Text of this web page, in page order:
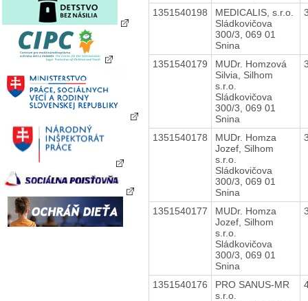
1351540198
MEDICALIS, s.r.o.
Sládkovičova
300/3, 069 01
Snina
1351540179
MUDr. Homzová
Silvia, Silhom
s.r.o.
Sládkovičova
300/3, 069 01
Snina
1351540178
MUDr. Homza
Jozef, Silhom
s.r.o.
Sládkovičova
300/3, 069 01
Snina
1351540177
MUDr. Homza
Jozef, Silhom
s.r.o.
Sládkovičova
300/3, 069 01
Snina
1351540176
PRO SANUS-MR
s.r.o.